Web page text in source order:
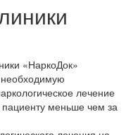
«НаркоДок»
необходимую
лечение
меньше чем за